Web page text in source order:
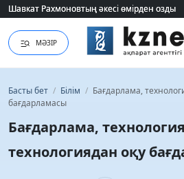
Шавкат Рахмоновтың әкесі өмірден озды
Шавкат Рахмоновтың әкесі өмірден озды
МӘЗІР
Басты бет / Білім / Бағдарлама,
бағдарламасы
Бағдарлама,
технологиядан оқу